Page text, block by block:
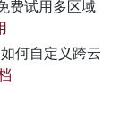
费试用多区域
如何自定义跨云